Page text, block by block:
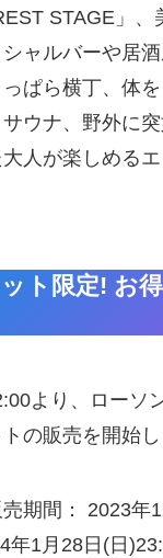
STAGE」、
ャルバーや居
ぱら横丁、体
ウナ、野外に
人が楽しめるエ
ト限定! お
より、ローソ
の販売を開始し
期間： 2023年
年1月28日(日